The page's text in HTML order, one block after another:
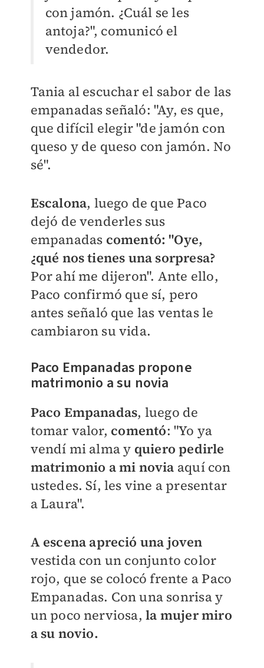
con jamón. ¿Cuál se les
antoja?", comunicó el
vendedor.
Tania al escuchar el sabor de las
empanadas señaló: "Ay, es que,
que difícil elegir "de jamón con
queso y de queso con jamón. No
sé".
Escalona, luego de que Paco
dejó de venderles sus
empanadas comentó: "Oye,
¿qué nos tienes una sorpresa?
Por ahí me dijeron". Ante ello,
Paco confirmó que sí, pero
antes señaló que las ventas le
cambiaron su vida.
Paco Empanadas propone
matrimonio a su novia
Paco Empanadas, luego de
tomar valor, comentó: "Yo ya
vendí mi alma y quiero pedirle
matrimonio a mi novia aquí con
ustedes. Sí, les vine a presentar
a Laura".
A escena apreció una joven
vestida con un conjunto color
rojo, que se colocó frente a Paco
Empanadas. Con una sonrisa y
un poco nerviosa,la mujer miro
a su novio.